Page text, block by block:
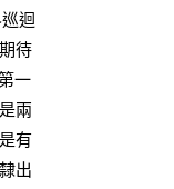
迴
待
一
兩
有
出